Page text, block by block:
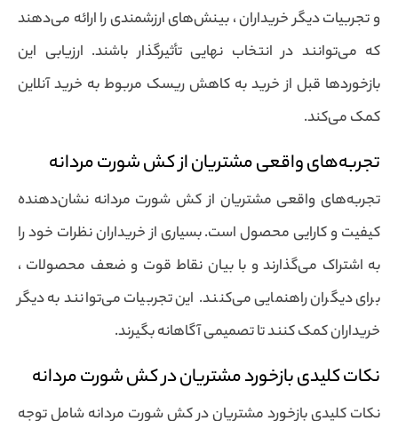
و تجربیات دیگر خریداران ، بینش‌های ارزشمندی را ارائه می‌دهند
که می‌توانند در انتخاب نهایی تأثیرگذار باشند. ارزیابی این
بازخوردها قبل از خرید به کاهش ریسک مربوط به خرید آنلاین
کمک می‌کند.
تجربه‌های واقعی مشتریان از کش شورت مردانه
تجربه‌های واقعی مشتریان از کش شورت مردانه نشان‌دهنده
کیفیت و کارایی محصول است. بسیاری از خریداران نظرات خود را
به اشتراک می‌گذارند و با بیان نقاط قوت و ضعف محصولات ،
برای دیگران راهنمایی می‌کنند. این تجربیات می‌توانند به دیگر
خریداران کمک کنند تا تصمیمی آگاهانه بگیرند.
نکات کلیدی بازخورد مشتریان در کش شورت مردانه
نکات کلیدی بازخورد مشتریان در کش شورت مردانه شامل توجه